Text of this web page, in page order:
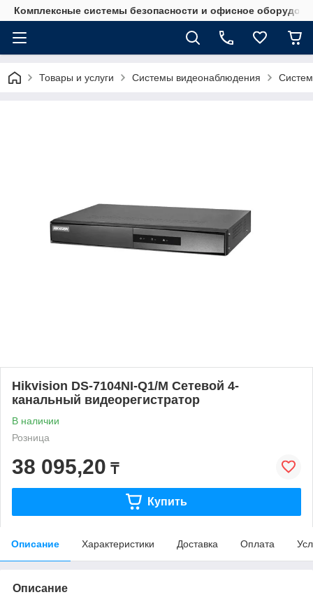
Комплексные системы безопасности и офисное
Товары и услуги Системы видеонаблюдения
Hikvision DS-7104NI-Q1/M Сетевой 4-
канальный видеорегистратор
В наличии
Розница
38 095,20 ₸
Купить
Описание Характеристики Доставка Оплата
Описание